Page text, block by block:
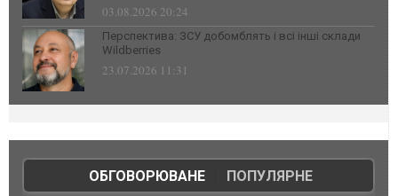
03.08.2026 20:24
Перспектива: ЗСУ добомблять і всі інші склади
Wildberries
23.07.2026 11:31
ОБГОВОРЮВАНЕ| ПОПУЛЯРНЕ